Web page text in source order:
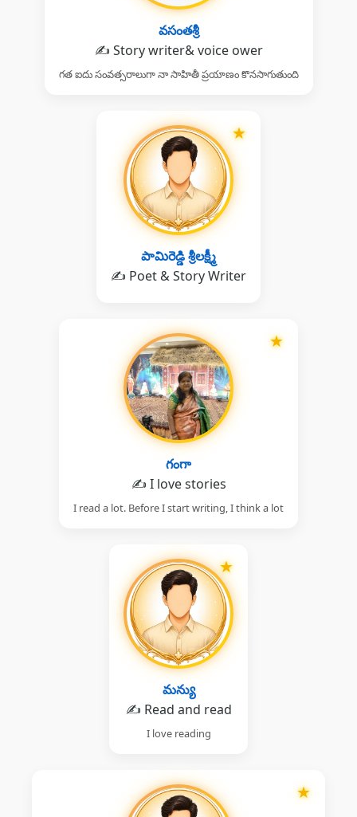
వసంతశ్రీ
✍️ Story writer& voice ower
గత ఐదు సంవత్సరాలుగా నా సాహితీ ప్రయాణం కొనసాగుతుంది
★
పామిరెడ్డి శ్రీలక్ష్మీ
✍️ Poet & Story Writer
★
గంగా
✍️ I love stories
I read a lot. Before I start writing, I think a lot
★
మన్యు
✍️ Read and read
I love reading
★